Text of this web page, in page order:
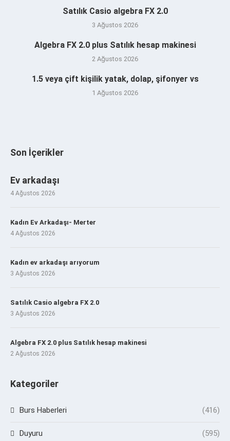
Satılık Casio algebra FX 2.0
3 Ağustos 2026
Algebra FX 2.0 plus Satılık hesap makinesi
2 Ağustos 2026
1.5 veya çift kişilik yatak, dolap, şifonyer vs
1 Ağustos 2026
Son İçerikler
Ev arkadaşı
4 Ağustos 2026
Kadın Ev Arkadaşı- Merter
4 Ağustos 2026
Kadın ev arkadaşı arıyorum
3 Ağustos 2026
Satılık Casio algebra FX 2.0
3 Ağustos 2026
Algebra FX 2.0 plus Satılık hesap makinesi
2 Ağustos 2026
Kategoriler
Burs Haberleri (416)
Duyuru (595)